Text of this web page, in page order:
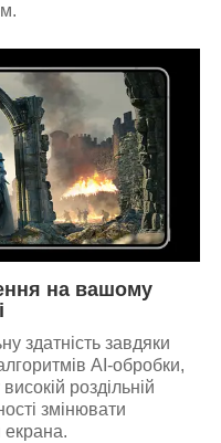
на вашому
здатність завдяки
AI-обробки,
роздільній
змінювати